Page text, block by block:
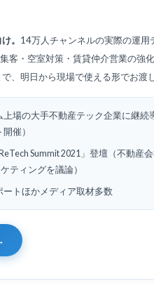
。 14万人チャンネルの実際の運用
客・空室対策・賃貸仲介営業の強
、明日から現場で使える形でお渡
上場の大手不動産テック企業に継続
催）
Summit 2021」登壇（不動産会
ティングを議論）
ートほかメディア取材多数